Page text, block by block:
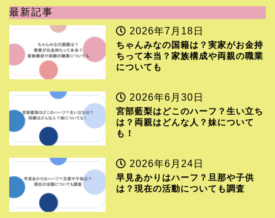
最新記事
2026年7月18日
ちゃんみなの国籍は？実家がお金持
ちって本当？家族構成や両親の職業
についても
2026年6月30日
宮部藍梨はどこのハーフ？生い立ち
は？両親はどんな人？妹について
も！
2026年6月24日
早見あかりはハーフ？旦那や子供
は？現在の活動についても調査